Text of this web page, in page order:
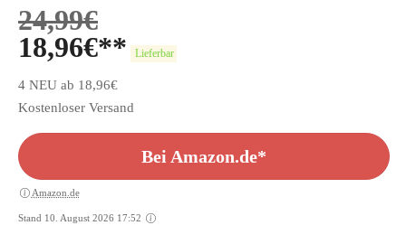
24,99€
18,96€ Lieferbar
4 NEU ab 18,96€
Kostenloser Versand
Bei Amazon.de*
Amazon.de
Stand 10. August 2026 17:52